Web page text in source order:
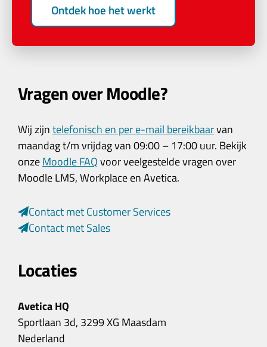
Ontdek hoe het werkt
Vragen over Moodle?
Wij zijntelefonisch en per e-mail bereikbaarvan
maandag t/m vrijdag van 09:00 – 17:00 uur. Bekijk
onzeMoodle FAQvoor veelgestelde vragen over
Moodle LMS, Workplace en Avetica.
Contact met Customer Services
Contact met Sales
Locaties
Avetica HQ
Sportlaan 3d, 3299 XG Maasdam
Nederland